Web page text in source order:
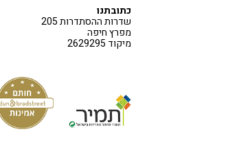
כתובתנו
שדרות ההסתדרות 205
מפרץ חיפה
מיקוד 2629295